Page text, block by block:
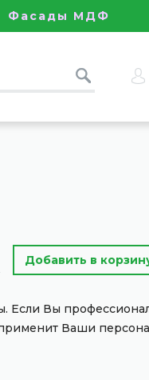
Фасады МДФ
Если Вы
Ваши